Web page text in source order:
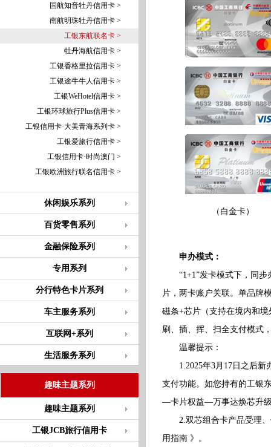
国航知音牡丹信用卡 >
南航明珠牡丹信用卡 >
工银东航联名卡 >
牡丹海航信用卡 >
工银香格里拉信用卡 >
工银途牛牛人信用卡 >
工银WeHotel信用卡 >
工银环球旅行Plus信用卡 >
工银信用卡·大美青海系列卡 >
工银爱旅行信用卡 >
工银信用卡·时尚澳门 >
工银欧洲旅行联名信用卡 >
休闲娱乐系列
百货零售系列
金融保险系列
专用系列
分行特色卡片系列
车主服务系列
互联网+系列
生活服务系列
趣味主题系列
趣味主题系列
工银JCB旅行信用卡
（白金卡）
申办模式：
“1+1”发卡模式下，同步
片，两卡账户关联。单品牌
磁条+芯片（支持在境内和
刷、插、挥、扫全支付模式
温馨提示：
1.2025年3月17日之后新
支付功能。如您持有的工银
—卡片权益—万事达焕芯升
2.双芯组合卡产品受理、
用指南 》。